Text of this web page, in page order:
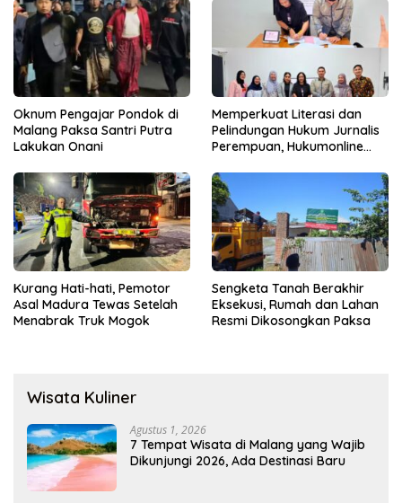
Oknum Pengajar Pondok di
Malang Paksa Santri Putra
Lakukan Onani
Memperkuat Literasi dan
Pelindungan Hukum Jurnalis
Perempuan, Hukumonline
Gratis
Kurang Hati-hati, Pemotor
Asal Madura Tewas Setelah
Menabrak Truk Mogok
Sengketa Tanah Berakhir
Eksekusi, Rumah dan Lahan
Resmi Dikosongkan Paksa
Wisata Kuliner
Agustus 1, 2026
7 Tempat Wisata di Malang yang Wajib
Dikunjungi 2026, Ada Destinasi Baru